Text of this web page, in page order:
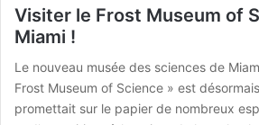
Visiter le Frost Museum of
Miami !
Le nouveau musée des sciences de
Frost Museum of Science » est
promettait sur le papier de nombreux